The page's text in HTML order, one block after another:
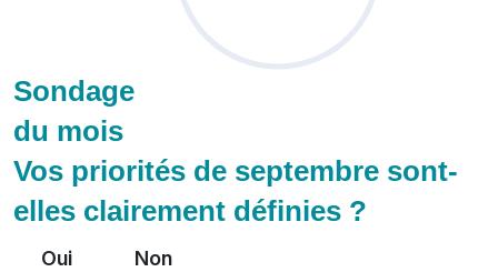
Sondage
du mois
Vos priorités de septembre sont-
elles clairement définies ?
Oui Non